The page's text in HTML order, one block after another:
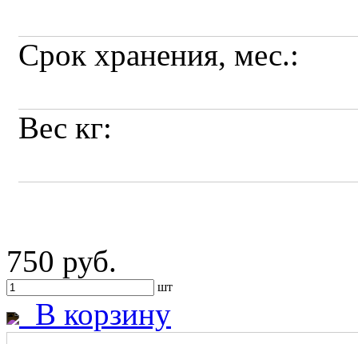
Срок хранения, мес.:
Вес кг:
750 руб.
шт
В корзину